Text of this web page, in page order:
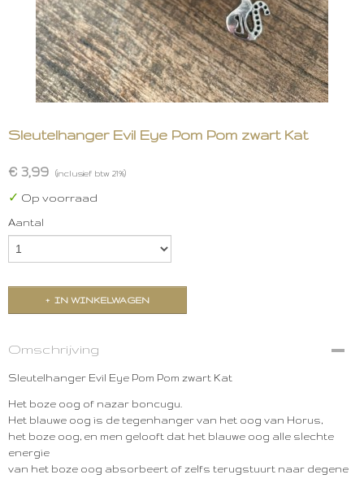
Sleutelhanger Evil Eye Pom Pom zwart Kat
€ 3,99 (inclusief btw 21%)
✓ Op voorraad
Aantal
IN WINKELWAGEN
Omschrijving
Sleutelhanger Evil Eye Pom Pom zwart Kat
Het boze oog of nazar boncugu.
Het blauwe oog is de tegenhanger van het oog van Horus,
het boze oog, en men gelooft dat het blauwe oog alle slechte
energie
van het boze oog absorbeert of zelfs terugstuurt naar degene